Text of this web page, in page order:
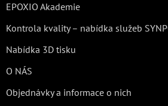
EPOXIO Akademie
Kontrola kvality – nabídka služeb
Nabídka 3D tisku
O NÁS
Objednávky a informace o nich